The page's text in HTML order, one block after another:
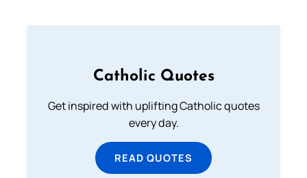
Catholic Quotes
Get inspired with uplifting Catholic quotes
every day.
READ QUOTES